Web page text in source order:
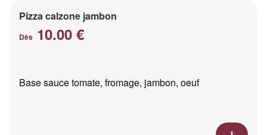
Pizza calzone jambon
Dès 10.00 €
Base sauce tomate, fromage, jambon, oeuf